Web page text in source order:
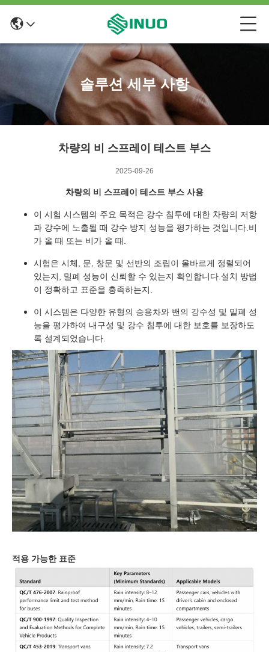
솔루션 세부 사항
차량의 비 스프레이 테스트 부스
2025-09-26
차량의 비 스프레이 테스트 부스 사용
이 시험 시스템의 주요 목적은 강수 침투에 대한 차량의 저항
과 강수에 노출될 때 강수 방지 성능을 평가하는 것입니다.비
가 올 때 또는 비가 올 때.
시험은 시체, 문, 창문 및 선반의 조립이 올바르게 정렬되어
있는지, 밀폐 성능이 신뢰할 수 있는지 확인합니다.설치 방법
이 정확하고 표준을 충족하는지.
이 시스템은 다양한 유형의 승용차와 밴의 강수성 및 밀폐 성
능을 평가하여 내구성 및 강수 침투에 대한 보호를 보장하도
록 설계되었습니다.
적용 가능한 표준